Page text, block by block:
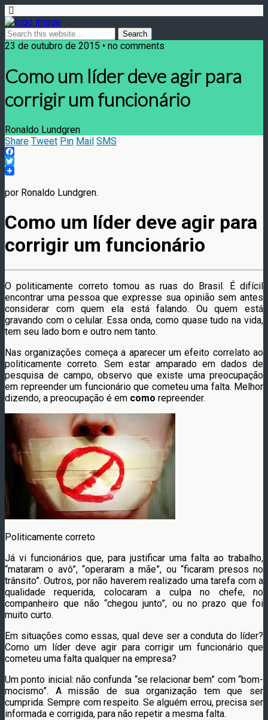
23 de outubro de 2015 • no comments
Como um líder deve agir para
corrigir um funcionário
Ronaldo Lundgren
Share Tweet Pin Mail SMS
Facebook
Twitter
por Ronaldo Lundgren.
Como um líder deve agir para
corrigir um funcionário
O politicamente correto tomou as ruas do Brasil. É difícil
encontrar uma pessoa que expresse sua opinião sem antes
considerar com quem ela está falando. Ou quem está
gravando com o celular. Essa onda, como quase tudo na vida,
tem seu lado bom e outro nem tanto.
Nas organizações começa a aparecer um efeito correlato ao
politicamente correto. Sem estar amparado em dados de
pesquisa de campo, observo que existe uma preocupação
em repreender um funcionário que cometeu uma falta. Melhor
dizendo, a preocupação é em como repreender.
Politicamente correto
Já vi funcionários que, para justificar uma falta ao trabalho,
“mataram o avô”, “operaram a mãe”, ou “ficaram presos no
trânsito”. Outros, por não haverem realizado uma tarefa com a
qualidade requerida, colocaram a culpa no chefe, no
companheiro que não “chegou junto”, ou no prazo que foi
muito curto.
Em situações como essas, qual deve ser a conduta do líder?
Como um líder deve agir para corrigir um funcionário que
cometeu uma falta qualquer na empresa?
Um ponto inicial: não confunda “se relacionar bem” com “bom-
mocismo”. A missão de sua organização tem que ser
cumprida. Sempre com respeito. Se alguém errou, precisa ser
informada e corrigida, para não repetir a mesma falta.